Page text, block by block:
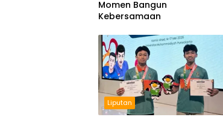
Momen Bangun
Kebersamaan
Liputan